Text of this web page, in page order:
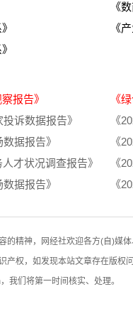
《
《
报告》
诉数据报告》
《
据报告》
《
才状况调查报告》
《
据报告》
《
的精神，网经社欢迎各方(自)媒
产权，如发现本站文章存在版权
我们将第一时间核实、处理。